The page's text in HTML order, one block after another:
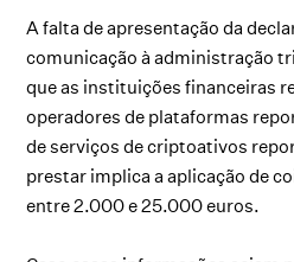
A falta de apresentação da
comunicação à administração
que as instituições financeiras
operadores de plataformas
de serviços de criptoativos
prestar implica a aplicação de
entre 2.000 e 25.000 euros.